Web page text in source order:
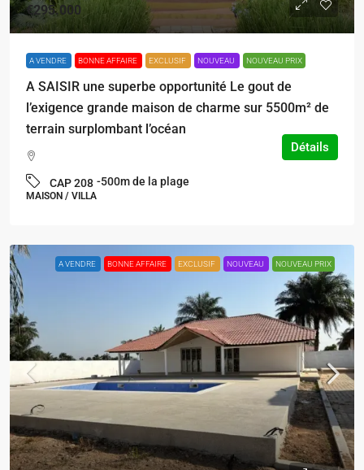
€295.000
A VENDRE BONNE AFFAIRE EXCLUSIF NOUVEAU NOUVEAU PRIX
A SAISIR une superbe opportunité Le gout de
l’exigence grande maison de charme sur 5500m² de
terrain surplombant l’océan
CAP 208 -500m de la plage
MAISON / VILLA
Détails
A VENDRE BONNE AFFAIRE EXCLUSIF NOUVEAU NOUVEAU PRIX